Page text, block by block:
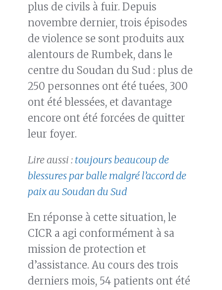
plus de civils à fuir. Depuis
novembre dernier, trois épisodes
de violence se sont produits aux
alentours de Rumbek, dans le
centre du Soudan du Sud : plus de
250 personnes ont été tuées, 300
ont été blessées, et davantage
encore ont été forcées de quitter
leur foyer.
Lire aussi : toujours beaucoup de
blessures par balle malgré l’accord de
paix au Soudan du Sud
En réponse à cette situation, le
CICR a agi conformément à sa
mission de protection et
d’assistance. Au cours des trois
derniers mois, 54 patients ont été